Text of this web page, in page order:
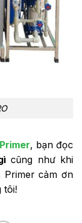
Primer, bạn đọc
cũng như khi
Primer cảm ơn
tôi!